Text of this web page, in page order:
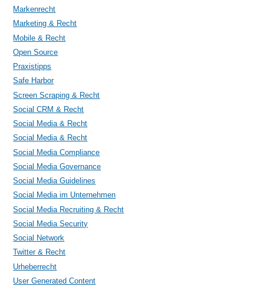
Markenrecht
Marketing & Recht
Mobile & Recht
Open Source
Praxistipps
Safe Harbor
Screen Scraping & Recht
Social CRM & Recht
Social Media & Recht
Social Media & Recht
Social Media Compliance
Social Media Governance
Social Media Guidelines
Social Media im Unternehmen
Social Media Recruiting & Recht
Social Media Security
Social Network
Twitter & Recht
Urheberrecht
User Generated Content